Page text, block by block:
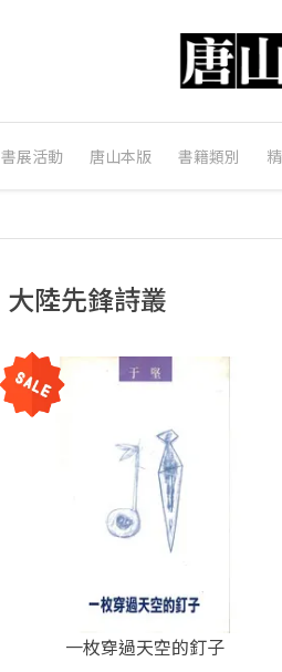
書展活動 唐山本版 書籍類別
大陸先鋒詩叢
一枚穿過天空的釘子